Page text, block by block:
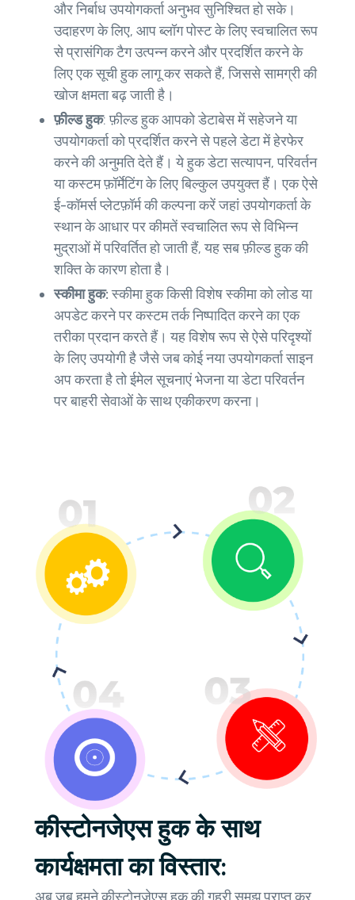
और निर्बाध उपयोगकर्ता अनुभव सुनिश्चित हो सके।
उदाहरण के लिए, आप ब्लॉग पोस्ट के लिए स्वचालित रूप
से प्रासंगिक टैग उत्पन्न करने और प्रदर्शित करने के
लिए एक सूची हुक लागू कर सकते हैं, जिससे सामग्री की
खोज क्षमता बढ़ जाती है।
फ़ील्ड हुक: फ़ील्ड हुक आपको डेटाबेस में सहेजने या
उपयोगकर्ता को प्रदर्शित करने से पहले डेटा में हेरफेर
करने की अनुमति देते हैं। ये हुक डेटा सत्यापन, परिवर्तन
या कस्टम फ़ॉर्मेटिंग के लिए बिल्कुल उपयुक्त हैं। एक ऐसे
ई-कॉमर्स प्लेटफ़ॉर्म की कल्पना करें जहां उपयोगकर्ता के
स्थान के आधार पर कीमतें स्वचालित रूप से विभिन्न
मुद्राओं में परिवर्तित हो जाती हैं, यह सब फ़ील्ड हुक की
शक्ति के कारण होता है।
स्कीमा हुक:स्कीमा हुक किसी विशेष स्कीमा को लोड या
अपडेट करने पर कस्टम तर्क निष्पादित करने का एक
तरीका प्रदान करते हैं। यह विशेष रूप से ऐसे परिदृश्यों
के लिए उपयोगी है जैसे जब कोई नया उपयोगकर्ता साइन
अप करता है तो ईमेल सूचनाएं भेजना या डेटा परिवर्तन
पर बाहरी सेवाओं के साथ एकीकरण करना।
कीस्टोनजेएस हुक के साथ
कार्यक्षमता का विस्तार: